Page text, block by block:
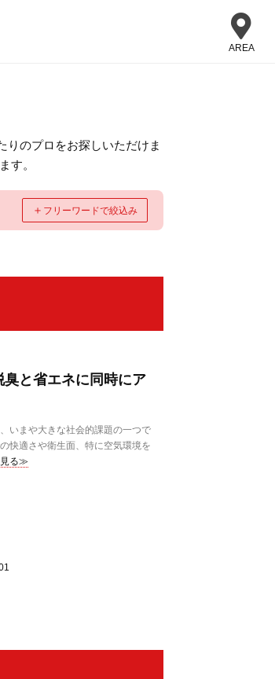
AREA
りのプロをお探しいただけま
す。
＋ フリーワードで絞込み
と省エネに同時にア
いまや大きな社会的課題の一つで
快適さや衛生面、特に空気環境を
見る≫